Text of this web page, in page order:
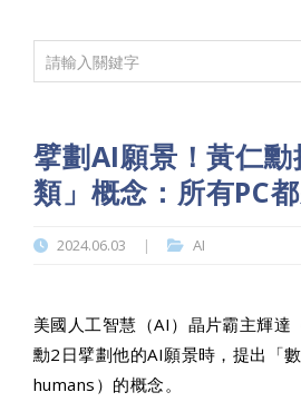
擘劃AI願景！黃仁
類」概念：所有PC
2024.06.03 | AI
美國 人工智慧 （AI ） 晶片霸主輝達
勳2日擘劃他的AI願景時，提出「
humans）的概念。